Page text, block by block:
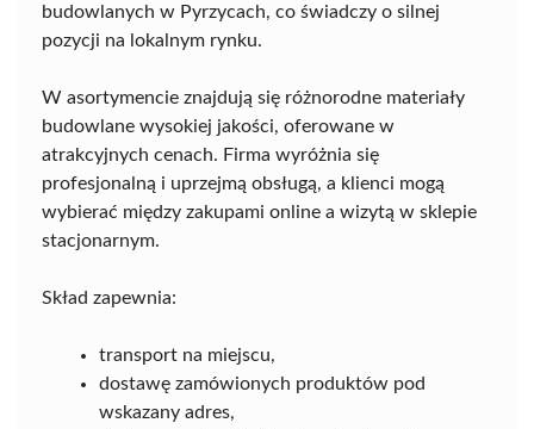
budowlanych w Pyrzycach, co świadczy o silnej
pozycji na lokalnym rynku.
W asortymencie znajdują się różnorodne materiały
budowlane wysokiej jakości, oferowane w
atrakcyjnych cenach. Firma wyróżnia się
profesjonalną i uprzejmą obsługą, a klienci mogą
wybierać między zakupami online a wizytą w sklepie
stacjonarnym.
Skład zapewnia:
transport na miejscu,
dostawę zamówionych produktów pod
wskazany adres,